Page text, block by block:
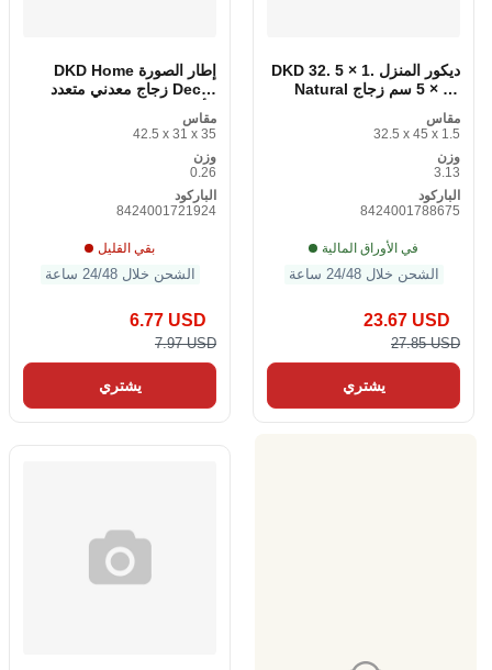
إطار الصورة DKD Home
Decor زجاج معدني متعدد
MDF التقليدي
مقاس
42.5 x 31 x 35
وزن
0.26
الباركود
8424001721924
بقي القليل
الشحن خلال 24/48 ساعة
6.77 USD
7.97 USD
يشتري
ديكور المنزل DKD 32. 5 × 1.
5 × 45 سم زجاج Natural
MDF
مقاس
32.5 x 45 x 1.5
وزن
3.13
الباركود
8424001788675
في الأوراق المالية
الشحن خلال 24/48 ساعة
23.67 USD
27.85 USD
يشتري